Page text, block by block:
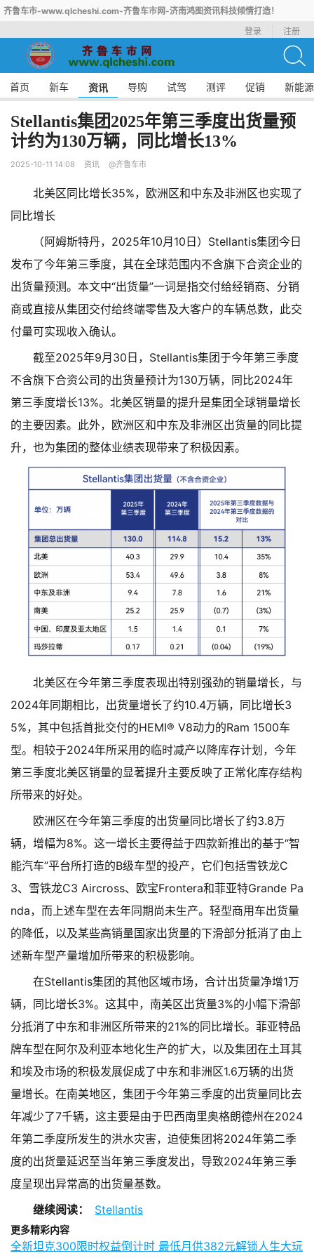
齐鲁车市-www.qlcheshi.com-齐鲁车市网-济南鸿图资讯科技倾情打造！
登录
注册
首页 新车 资讯 导购 试驾 测评 促销 新能源
Stellantis集团2025年第三季度出货量预
计约为130万辆，同比增长13%
2025-10-11 14:08 资讯 @齐鲁车市
北美区同比增长35%，欧洲区和中东及非洲区也实现了
同比增长
（阿姆斯特丹，2025年10月10日）Stellantis集团今日
发布了今年第三季度，其在全球范围内不含旗下合资企业的
出货量预测。本文中“出货量”一词是指交付给经销商、分销
商或直接从集团交付给终端零售及大客户的车辆总数，此交
付量可实现收入确认。
截至2025年9月30日，Stellantis集团于今年第三季度
不含旗下合资公司的出货量预计为130万辆，同比2024年
第三季度增长13%。北美区销量的提升是集团全球销量增长
的主要因素。此外，欧洲区和中东及非洲区出货量的同比提
升，也为集团的整体业绩表现带来了积极因素。
北美区在今年第三季度表现出特别强劲的销量增长，与
2024年同期相比，出货量增长了约10.4万辆，同比增长3
5%，其中包括首批交付的HEMI® V8动力的Ram 1500车
型。相较于2024年所采用的临时减产以降库存计划，今年
第三季度北美区销量的显著提升主要反映了正常化库存结构
所带来的好处。
欧洲区在今年第三季度的出货量同比增长了约3.8万
辆，增幅为8%。这一增长主要得益于四款新推出的基于“智
能汽车”平台所打造的B级车型的投产，它们包括雪铁龙C
3、雪铁龙C3 Aircross、欧宝Frontera和菲亚特Grande Pa
nda，而上述车型在去年同期尚未生产。轻型商用车出货量
的降低，以及某些高销量国家出货量的下滑部分抵消了由上
述新车型产量增加所带来的积极影响。
在Stellantis集团的其他区域市场，合计出货量净增1万
辆，同比增长3%。这其中，南美区出货量3%的小幅下滑部
分抵消了中东和非洲区所带来的21%的同比增长。菲亚特品
牌车型在阿尔及利亚本地化生产的扩大，以及集团在土耳其
和埃及市场的积极发展促成了中东和非洲区1.6万辆的出货
量增长。在南美地区，集团于今年第三季度的出货量同比去
年减少了7千辆，这主要是由于巴西南里奥格朗德州在2024
年第二季度所发生的洪水灾害，迫使集团将2024年第二季
度的出货量延迟至当年第三季度发出，导致2024年第三季
度呈现出异常高的出货量基数。
继续阅读：
Stellantis
更多精彩内容
全新坦克300限时权益倒计时 最低月供382元解锁人生大玩